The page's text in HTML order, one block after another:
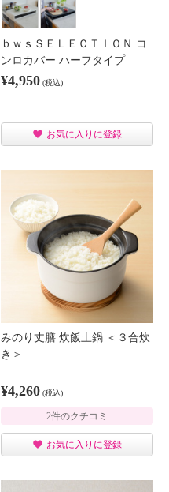
ｂｗｓＳＥＬＥＣＴＩＯＮ コ
ンロカバー ハーフタイプ
¥4,950 (税込)
お気に入りに登録
みのり丈膳 炊飯土鍋 ＜３合炊
き＞
¥4,260 (税込)
2件のクチコミ
お気に入りに登録